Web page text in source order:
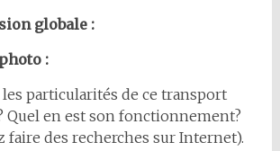
globale :
:
particularités de ce transport
Quel en est son fonctionnement?
faire des recherches sur Internet).